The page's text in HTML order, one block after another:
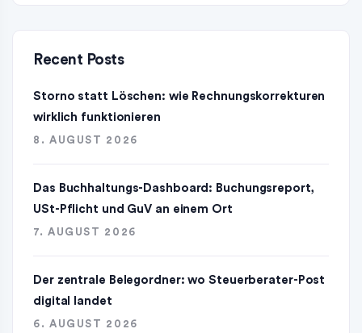
Recent Posts
Storno statt Löschen: wie Rechnungskorrekturen
wirklich funktionieren
8. AUGUST 2026
Das Buchhaltungs-Dashboard: Buchungsreport,
USt-Pflicht und GuV an einem Ort
7. AUGUST 2026
Der zentrale Belegordner: wo Steuerberater-Post
digital landet
6. AUGUST 2026